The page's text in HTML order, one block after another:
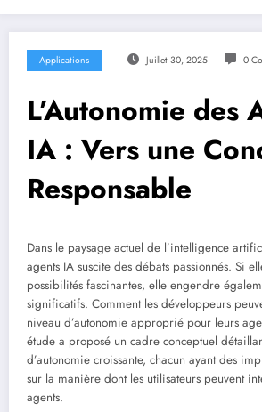
Applications Juillet 30, 2025 0
L’Autonomie des
IA : Vers une
Responsable
Dans le paysage actuel de l’intelligence
agents IA suscite des débats passionnés. Si
possibilités fascinantes, elle engendre
significatifs. Comment les développeurs
niveau d’autonomie approprié pour leurs
étude a proposé un cadre conceptuel
d’autonomie croissante, chacun ayant des
sur la manière dont les utilisateurs peuvent
agents.